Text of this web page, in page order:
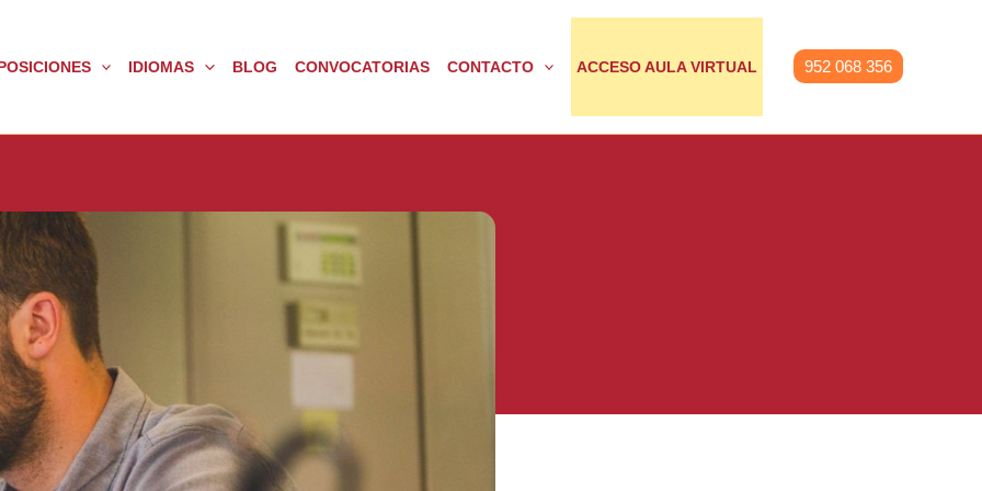
IDIOMAS BLOG CONVOCATORIAS CONTACTO ACCESO AULA VIRTUAL 952 068 356